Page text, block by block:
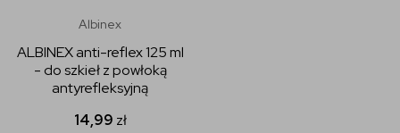
Albinex
ALBINEX anti-reflex 125 ml
- do szkieł z powłoką
antyrefleksyjną
14,99 zł